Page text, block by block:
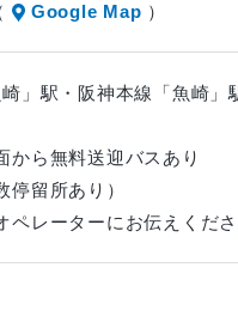
Google Map ）
」駅・阪神本線「魚崎」
から無料送迎バスあり
停留所あり）
レーターにお伝えくださ